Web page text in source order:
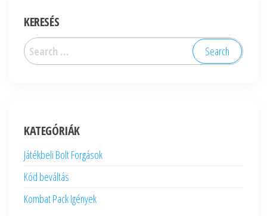
KERESÉS
Search
for:
KATEGÓRIÁK
Játékbeli Bolt Forgások
Kód beváltás
Kombat Pack Igények